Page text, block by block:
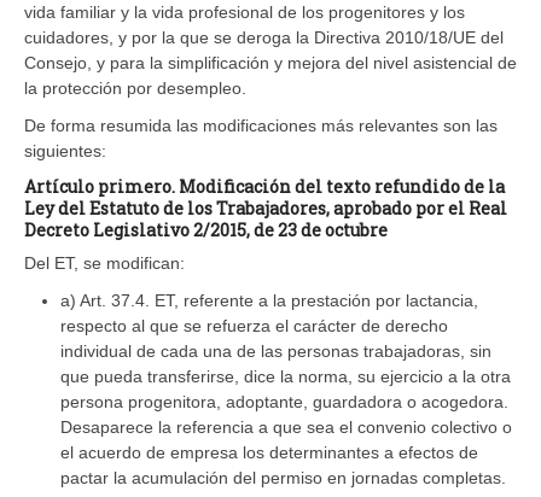
vida familiar y la vida profesional de los progenitores y los
cuidadores, y por la que se deroga la Directiva 2010/18/UE del
Consejo, y para la simplificación y mejora del nivel asistencial de
la protección por desempleo.
De forma resumida las modificaciones más relevantes son las
siguientes:
Artículo primero. Modificación del texto refundido de la
Ley del Estatuto de los Trabajadores, aprobado por el Real
Decreto Legislativo 2/2015, de 23 de octubre
Del ET, se modifican:
a) Art. 37.4. ET, referente a la prestación por lactancia,
respecto al que se refuerza el carácter de derecho
individual de cada una de las personas trabajadoras, sin
que pueda transferirse, dice la norma, su ejercicio a la otra
persona progenitora, adoptante, guardadora o acogedora.
Desaparece la referencia a que sea el convenio colectivo o
el acuerdo de empresa los determinantes a efectos de
pactar la acumulación del permiso en jornadas completas.